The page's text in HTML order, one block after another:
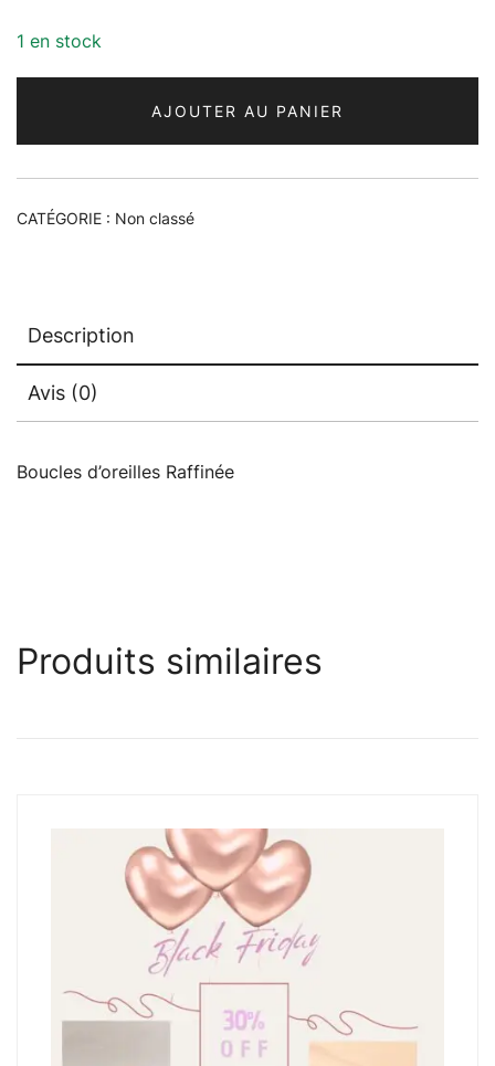
1 en stock
AJOUTER AU PANIER
CATÉGORIE : Non classé
Description
Avis (0)
Boucles d’oreilles Raffinée
Produits similaires